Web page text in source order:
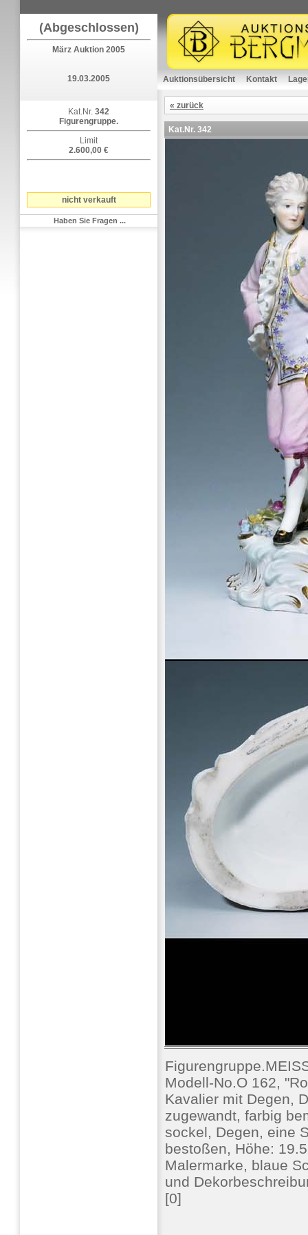
(Abgeschlossen)
März Auktion 2005
19.03.2005
Kat.Nr. 342
Figurengruppe.
Limit
2.600,00 €
nicht verkauft
Haben Sie Fragen ...
Auktionsübersicht Kontakt
« zurück
Kat.Nr. 342
Modell-No.O 162,
Kavalier mit Degen,
zugewandt, farbig
sockel, Degen, eine
bestoßen, Höhe:
Malermarke, blaue
und
[0]